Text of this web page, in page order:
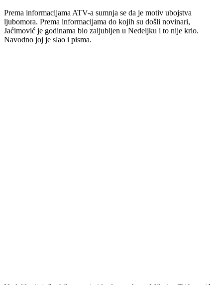
Prema informacijama ATV-a sumnja se da je motiv ubojstva
ljubomora. Prema informacijama do kojih su došli novinari,
Jaćimović je godinama bio zaljubljen u Nedeljku i to nije krio.
Navodno joj je slao i pisma.